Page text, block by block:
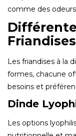
comme des
Les friandises à la
formes, chacune
besoins et
Dinde
Les options